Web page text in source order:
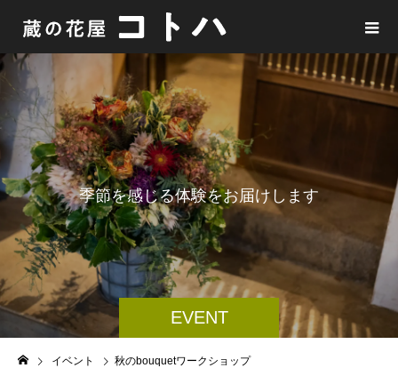
EVENT
季節を感じる体験をお届け し ま す
イベント 秋のbouquetワークショップ